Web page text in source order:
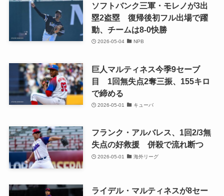
ソフトバンク三軍・モレノが3出
塁2盗塁 復帰後初フル出場で躍
動、チームは8-0快勝
2026-05-04 NPB
巨人マルティネス今季9セーブ
目 1回無失点2奪三振、155キロ
で締める
2026-05-01 キューバ
フランク・アルバレス、1回2/3無
失点の好救援 併殺で流れ断つ
2026-05-01 海外リーグ
ライデル・マルティネスが8セー